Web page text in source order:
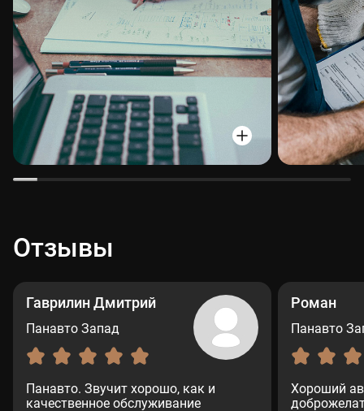
Отзывы
Гаврилин Дмитрий
Панавто Запад
Панавто. Звучит хорошо, как и
качественное обслуживание
Роман
Панавто
Хороший